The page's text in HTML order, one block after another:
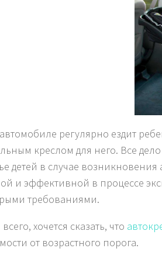
регулярно ездит
креслом для него. Все
детей в случае
и эффективной в процессе
требованиями.
хочется сказать, что
от возрастного порога.